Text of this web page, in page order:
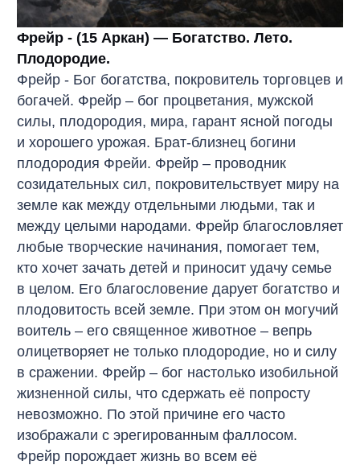
Фрейр - (15 Аркан) — Богатство. Лето.
Плодородие.
Фрейр - Бог богатства, покровитель торговцев и
богачей. Фрейр – бог процветания, мужской
силы, плодородия, мира, гарант ясной погоды
и хорошего урожая. Брат-близнец богини
плодородия Фрейи. Фрейр – проводник
созидательных сил, покровительствует миру на
земле как между отдельными людьми, так и
между целыми народами. Фрейр благословляет
любые творческие начинания, помогает тем,
кто хочет зачать детей и приносит удачу семье
в целом. Его благословение дарует богатство и
плодовитость всей земле. При этом он могучий
воитель – его священное животное – вепрь
олицетворяет не только плодородие, но и силу
в сражении. Фрейр – бог настолько изобильной
жизненной силы, что сдержать её попросту
невозможно. По этой причине его часто
изображали с эрегированным фаллосом.
Фрейр порождает жизнь во всем её